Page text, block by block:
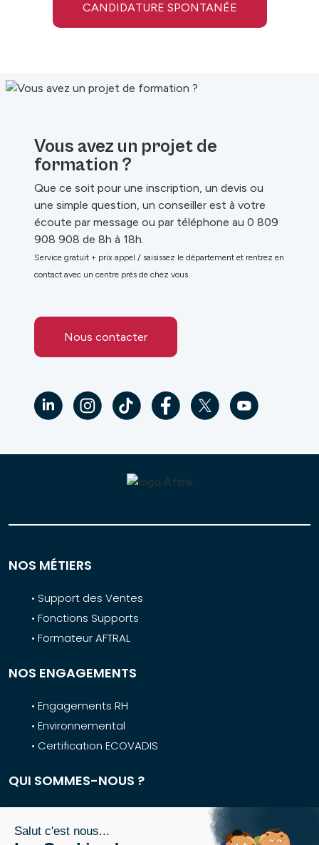
CANDIDATURE SPONTANÉE
Vous avez un projet de
formation ?
Que ce soit pour une inscription, un devis ou
une simple question, un conseiller est à votre
écoute par message ou par téléphone au 0 809
908 908 de 8h à 18h.
Service gratuit + prix appel / saisissez le département et rentrez en
contact avec un centre près de chez vous
Nous contacter
NOS MÉTIERS
• Support des Ventes
• Fonctions Supports
• Formateur AFTRAL
NOS ENGAGEMENTS
• Engagements RH
• Environnemental
• Certification ECOVADIS
QUI SOMMES-NOUS ?
• 50 Ans d’Histoire